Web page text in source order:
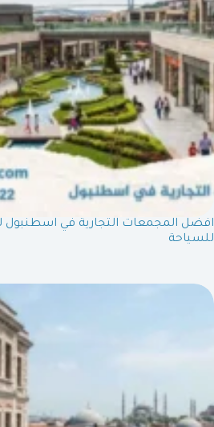
للسياحة